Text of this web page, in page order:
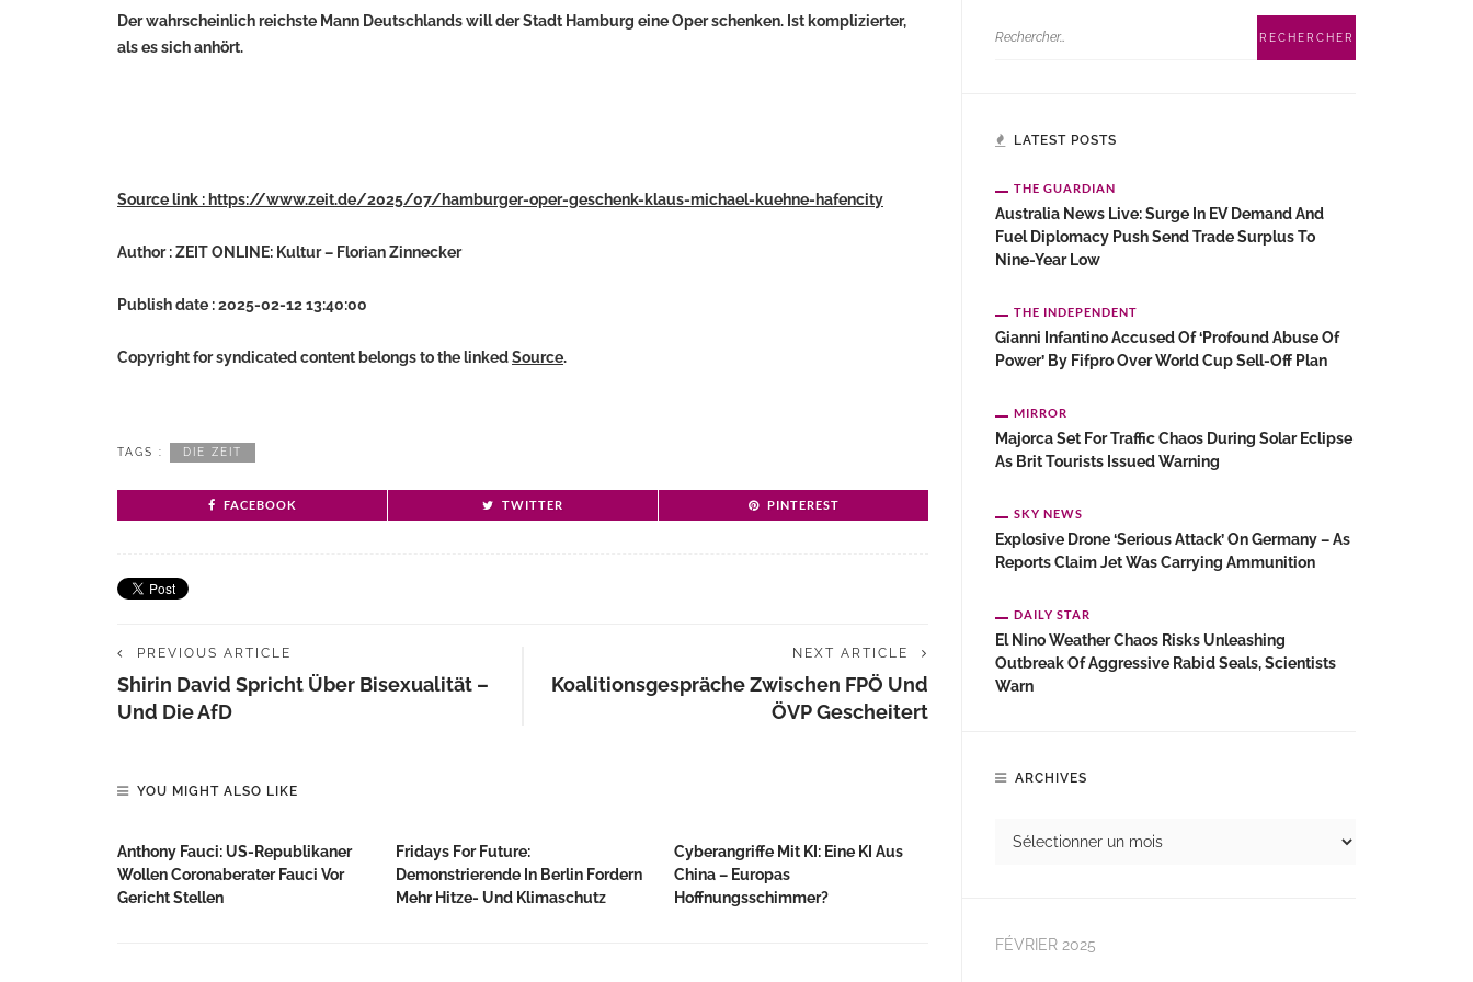
Der wahrscheinlich reichste Mann Deutschlands will der Stadt Hamburg eine Oper schenken. Ist komplizierter,
als es sich anhört.
Source link : https://www.zeit.de/2025/07/hamburger-oper-geschenk-klaus-michael-kuehne-hafencity
Author : ZEIT ONLINE: Kultur – Florian Zinnecker
Publish date : 2025-02-12 13:40:00
Copyright for syndicated content belongs to the linkedSource.
TAGS : DIE ZEIT
FACEBOOK TWITTER PINTEREST
PREVIOUS ARTICLE
Shirin David Spricht Über Bisexualität –
Und Die AfD
NEXT ARTICLE
Koalitionsgespräche Zwischen FPÖ Und
ÖVP Gescheitert
YOU MIGHT ALSO LIKE
Anthony Fauci: US-Republikaner
Wollen Coronaberater Fauci Vor
Gericht Stellen
Fridays For Future:
Demonstrierende In Berlin Fordern
Mehr Hitze- Und Klimaschutz
Cyberangriffe Mit KI: Eine KI Aus
China – Europas
Hoffnungsschimmer?
LATEST POSTS
THE GUARDIAN
Australia News Live: Surge In EV Demand And
Fuel Diplomacy Push Send Trade Surplus To
Nine-Year Low
THE INDEPENDENT
Gianni Infantino Accused Of ‘profound Abuse Of
Power’ By Fifpro Over World Cup Sell-Off Plan
MIRROR
Majorca Set For Traffic Chaos During Solar Eclipse
As Brit Tourists Issued Warning
SKY NEWS
Explosive Drone ‘serious Attack’ On Germany – As
Reports Claim Jet Was Carrying Ammunition
DAILY STAR
El Nino Weather Chaos Risks Unleashing
Outbreak Of Aggressive Rabid Seals, Scientists
Warn
ARCHIVES
FÉVRIER 2025